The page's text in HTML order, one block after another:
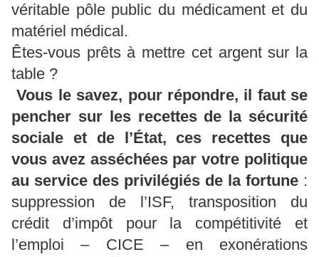
véritable pôle public du médicament et du
matériel médical.
Êtes-vous prêts à mettre cet argent sur la
table ?
Vous le savez, pour répondre, il faut se
pencher sur les recettes de la sécurité
sociale et de l’État, ces recettes que
vous avez asséchées par votre politique
au service des privilégiés de la fortune :
suppression de l’ISF, transposition du
crédit d’impôt pour la compétitivité et
l’emploi – CICE – en exonérations